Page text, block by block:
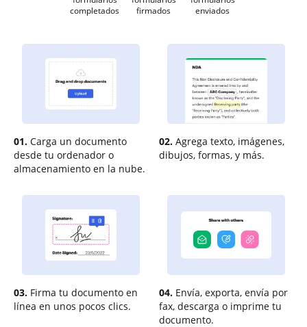
completados
firmados
enviados
01. Carga un documento
desde tu ordenador o
almacenamiento en la nube.
02. Agrega texto, imágenes,
dibujos, formas, y más.
03. Firma tu documento en
línea en unos pocos clics.
04. Envía, exporta, envía por
fax, descarga o imprime tu
documento.